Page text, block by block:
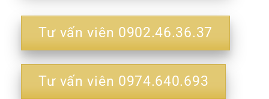
Tư vấn viên 0902.46.36.37
Tư vấn viên 0974.640.693